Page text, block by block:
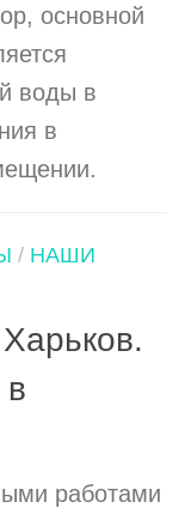
основной
воды в
в
/ НАШИ
в
работами